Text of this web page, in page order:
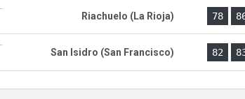
Riachuelo (La Rioja) 78
San Isidro (San Francisco) 82